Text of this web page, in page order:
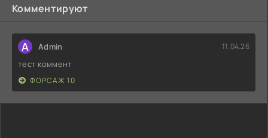
Комментируют
A Admin 11.04.26
тест коммент
ФОРСАЖ 10